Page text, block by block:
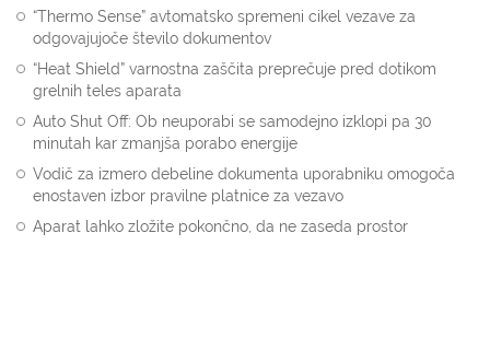
“Thermo Sense” avtomatsko spremeni cikel vezave za
odgovajujoče število dokumentov
“Heat Shield” varnostna zaščita preprečuje pred dotikom
grelnih teles aparata
Auto Shut Off: Ob neuporabi se samodejno izklopi pa 30
minutah kar zmanjša porabo energije
Vodič za izmero debeline dokumenta uporabniku omogoča
enostaven izbor pravilne platnice za vezavo
Aparat lahko zložite pokončno, da ne zaseda prostor